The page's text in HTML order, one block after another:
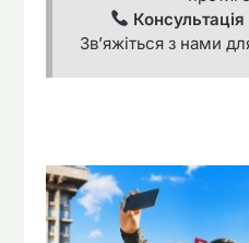
Зв’яжіться з нами